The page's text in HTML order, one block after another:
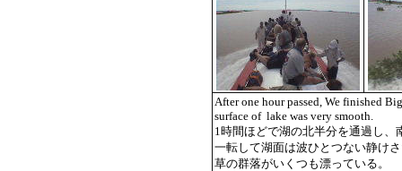
After one hour passed, We finished
surface of lake was very smooth.
1時間ほどで湖の北半分を通過し
一転して湖面は波ひとつない静け
草の群落がいくつも漂っている。